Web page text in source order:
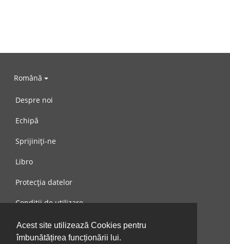
Acest site utilizează Cookies pentru
îmbunătățirea funcționării lui.
Română
Despre noi
Echipă
Sprijiniți-ne
Libro
Protecția datelor
Condiții de utilizare
Mesaj către noi